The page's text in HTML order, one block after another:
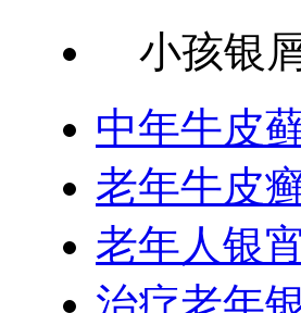
小孩银
中年牛皮
老年牛皮
老年人银
治疗老年